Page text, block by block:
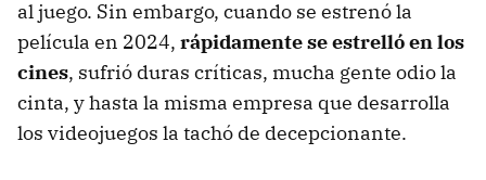
al juego. Sin embargo, cuando se estrenó la
película en 2024, rápidamente se estrelló en los
cines, sufrió duras críticas, mucha gente odio la
cinta, y hasta la misma empresa que desarrolla
los videojuegos la tachó de decepcionante.